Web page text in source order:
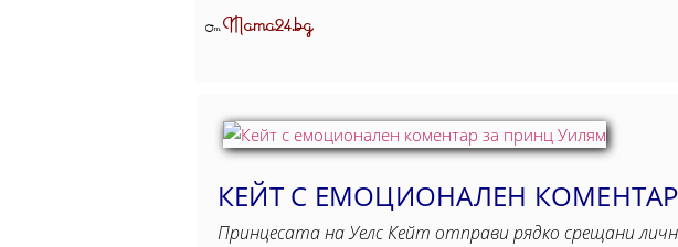
ОтMama24.bg
КЕЙТ С ЕМОЦИОНАЛЕН
Принцесата на Уелс Кейт отправи рядко срещани